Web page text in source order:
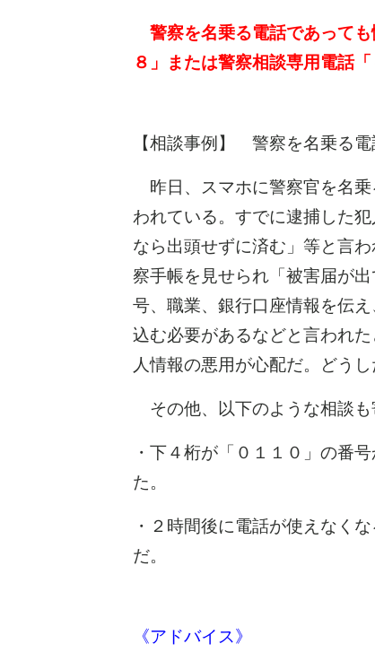
警察を名乗る電話であっても
８」または警察相談専用電話
【相談事例】 警察を名乗る電
昨日、スマホに警察官を名乗
われている。すでに逮捕した
なら出頭せずに済む」等と言
察手帳を見せられ「被害届が
号、職業、銀行口座情報を伝
込む必要があるなどと言われ
人情報の悪用が心配だ。どう
その他、以下のような相談も
・下４桁が「０１１０」の番
た。
・２時間後に電話が使えなく
だ。
《アドバイス》